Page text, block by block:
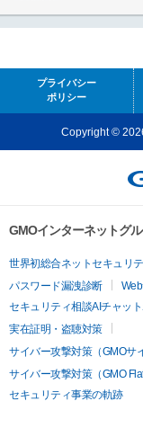
プライバシー
ポリシー
Copyright ©
GMOインターネットグ
世界初総合ネットセキュリ
パスワード漏洩診断
セキュリティ相談AIチャット
実在証明・盗聴対策
サイバー攻撃対策（GMOサ
サイバー攻撃対策（GMO
セキュリティ事業の軌跡